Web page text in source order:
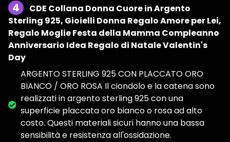
4
CDE Collana Donna Cuore in Argento
Sterling 925, Gioielli Donna Regalo Amore per Lei,
Regalo Moglie Festa della Mamma Compleanno
Anniversario Idea Regalo di Natale Valentin's
Day
ARGENTO STERLING 925 CON PLACCATO ORO
BIANCO / ORO ROSA Il ciondolo e la catena sono
realizzati in argento sterling 925 con una
superficie placcata oro bianco o rosa ad alto
costo. Questi materiali sicuri hanno una bassa
sensibilità e resistenza all'ossidazione.